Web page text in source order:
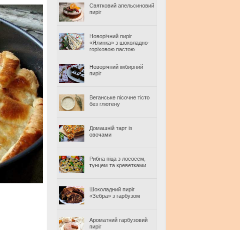
Святковий апельсиновий
пиріг
Новорічний пиріг
«Ялинка» з шоколадно-
горіховою пастою
Новорічний імбирний
пиріг
Веганське пісочне тісто
без глютену
Домашній тарт із
овочами
Рибна піца з лососем,
тунцем та креветками
Шоколадний пиріг
«Зебра» з гарбузом
Ароматний гарбузовий
пиріг